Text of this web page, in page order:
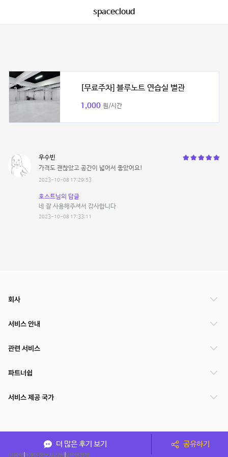
spacecloud
[무료주차] 블루노트 연습실 별관
1,000 원/시간
우수빈
가격도 괜찮았고 공간이 넓어서 좋았어요!
2023-10-08 17:29:53
호스트님의 답글
네 잘 사용해주셔서 감사합니다
2023-10-08 17:33:11
더 많은 후기 보기 공유하기
회사
서비스 안내
관련 서비스
파트너쉽
서비스 제공 국가
이용약관개인정보처리방침운영정책